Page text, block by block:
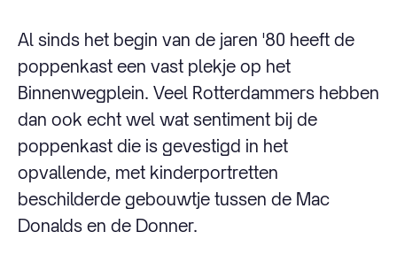
Al sinds het begin van de jaren '80 heeft de
poppenkast een vast plekje op het
Binnenwegplein. Veel Rotterdammers hebben
dan ook echt wel wat sentiment bij de
poppenkast die is gevestigd in het
opvallende, met kinderportretten
beschilderde gebouwtje tussen de Mac
Donalds en de Donner.